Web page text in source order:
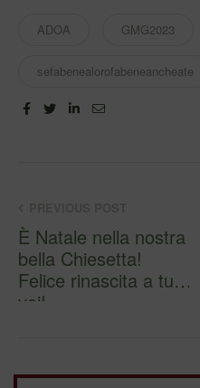
ADOA GMG2023
sefabenealorofabeneancheate
FacebookTwitterLinkedin
Email
È Natale nella nostra
bella Chiesetta!
Felice rinascita a tutti
voi!